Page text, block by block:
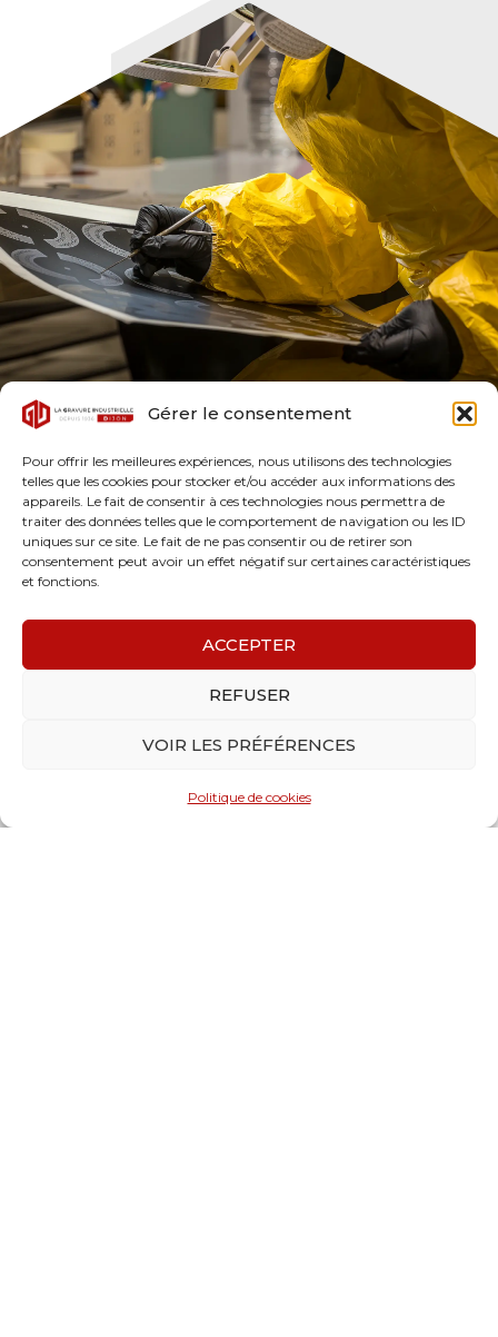
Gérer le consentement
Pour offrir les meilleures expériences, nous utilisons des technologies
telles que les cookies pour stocker et/ou accéder aux informations des
appareils. Le fait de consentir à ces technologies nous permettra de
traiter des données telles que le comportement de navigation ou les ID
uniques sur ce site. Le fait de ne pas consentir ou de retirer son
consentement peut avoir un effet négatif sur certaines caractéristiques
et fonctions.
ACCEPTER
REFUSER
VOIR LES PRÉFÉRENCES
Politique de cookies